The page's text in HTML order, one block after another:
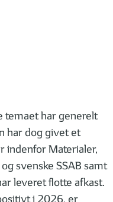
temaet har generelt
har dog givet et
indenfor Materialer,
svenske SSAB samt
leveret flotte afkast.